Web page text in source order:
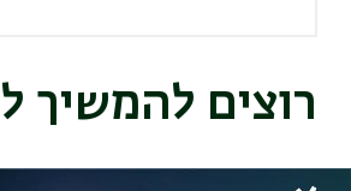
רוצים להמשיך